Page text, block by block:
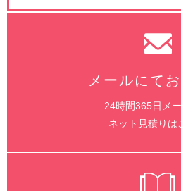
メールにて
24時間365日メ
ネット見積りは